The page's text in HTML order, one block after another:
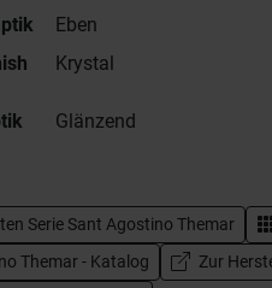
Eben
Krystal
Glänzend
Serie Sant Agostino Themar
Themar - Katalog
Zur